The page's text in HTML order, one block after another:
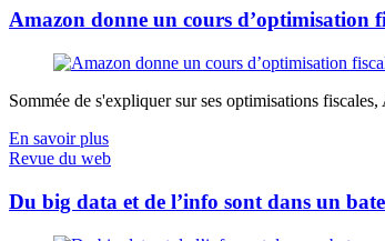
Amazon donne un cours d’optimisation
Sommée de s'expliquer sur ses optimisations
En savoir plus
Revue du web
Du big data et de l’info sont dans un